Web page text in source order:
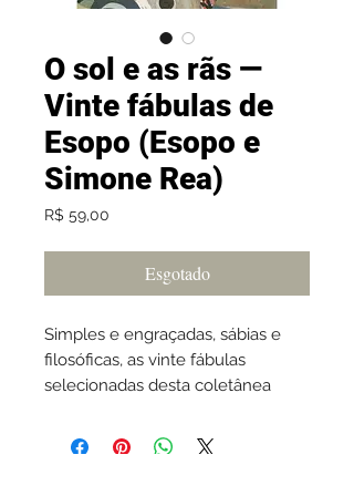
O sol e as rãs —
Vinte fábulas de
Esopo (Esopo e
Simone Rea)
R$ 59,00
Esgotado
Simples e engraçadas, sábias e
filosóficas, as vinte fábulas
selecionadas desta coletânea
releitura ilustrada do italiano